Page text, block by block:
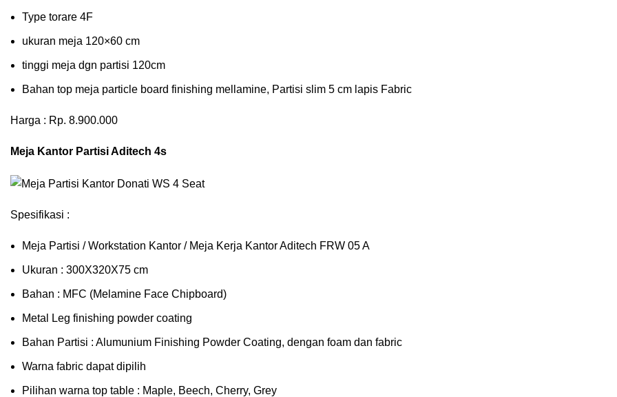
Type torare 4F
ukuran meja 120×60 cm
tinggi meja dgn partisi 120cm
Bahan top meja particle board finishing mellamine, Partisi slim 5 cm lapis Fabric
Harga : Rp. 8.900.000
Meja Kantor Partisi Aditech 4s
Spesifikasi :
Meja Partisi / Workstation Kantor / Meja Kerja Kantor Aditech FRW 05 A
Ukuran : 300X320X75 cm
Bahan : MFC (Melamine Face Chipboard)
Metal Leg finishing powder coating
Bahan Partisi : Alumunium Finishing Powder Coating, dengan foam dan fabric
Warna fabric dapat dipilih
Pilihan warna top table : Maple, Beech, Cherry, Grey